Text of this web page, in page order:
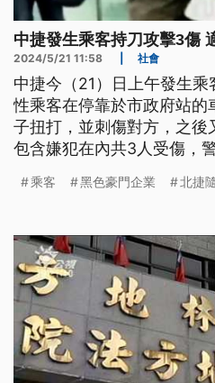
中捷發生乘客持刀攻擊3傷
2024/5/21 11:58 社會
中捷今（21）日上午發生乘
性乘客在停靠於市政府站的
子扭打，並刺傷對方，之後
包含嫌犯在內共3人受傷，
乘客 黑色豪門企業 北捷